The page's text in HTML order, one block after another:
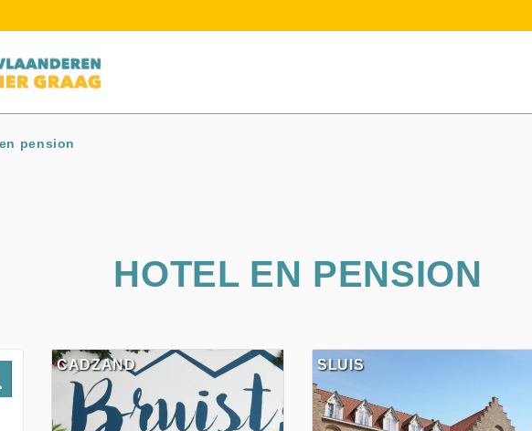
pension
HOTEL EN PENSION
CADZAND SLUIS